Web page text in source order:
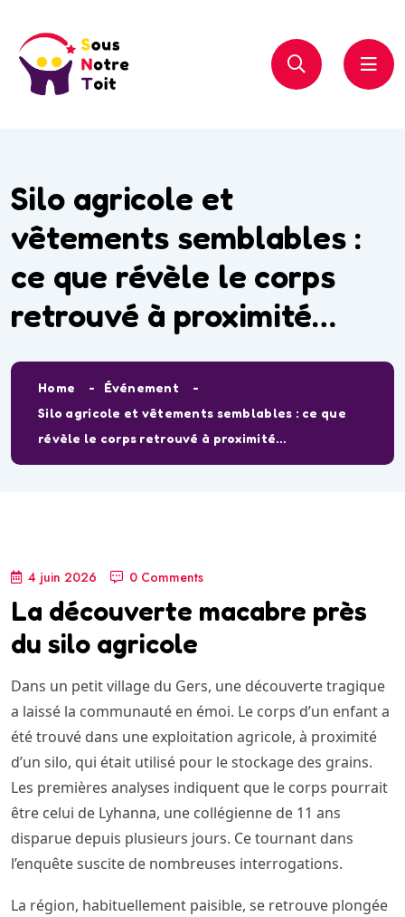
Silo agricole et
vêtements semblables :
ce que révèle le corps
retrouvé à proximité…
Home
Événement
Silo agricole et vêtements semblables : ce que
révèle le corps retrouvé à proximité…
4 juin 2026 0 Comments
La découverte macabre près
du silo agricole
Dans un petit village du Gers, une découverte tragique
a laissé la communauté en émoi. Le corps d’un enfant a
été trouvé dans une exploitation agricole, à proximité
d’un silo, qui était utilisé pour le stockage des grains.
Les premières analyses indiquent que le corps pourrait
être celui de Lyhanna, une collégienne de 11 ans
disparue depuis plusieurs jours. Ce tournant dans
l’enquête suscite de nombreuses interrogations.
La région, habituellement paisible, se retrouve plongée